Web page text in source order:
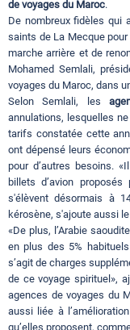
de voyages du Maroc.
De nombreux fidèles qui
saints de La Mecque
marche arrière et de
Mohamed Semlali,
voyages du Maroc, dans
Selon Semlali, les
annulations, lesquelles
tarifs constatée cette
ont dépensé leurs
pour d’autres besoins.
billets d’avion
s'élèvent désormais à
kérosène, s'ajoute aussi
«De plus, l’Arabie
en plus des 5%
s’agit de charges
de ce voyage spirituel»,
agences de voyages du
aussi liée à
qu’elles proposent,